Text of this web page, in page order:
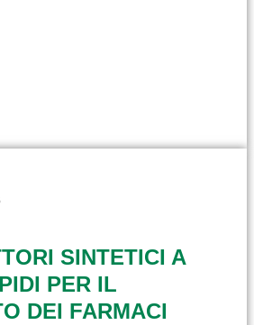
SINTETICI A
PER IL
DEI FARMACI